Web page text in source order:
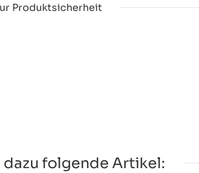
Produktsicherheit
dazu folgende Artikel: